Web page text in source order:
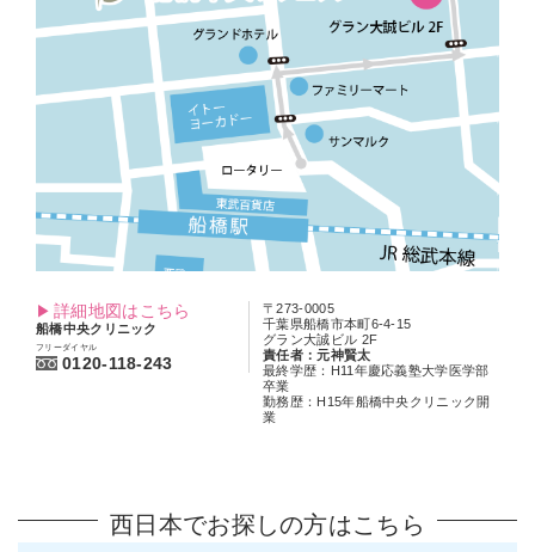
詳細地図はこちら
船橋中央クリニック
フリーダイヤル
0120-118-243
〒273-0005
千葉県船橋市本町6-4-15
グラン大誠ビル 2F
責任者：元神賢太
最終学歴：H11年慶応義塾大学医学部
卒業
勤務歴：H15年船橋中央クリニック開
業
西日本でお探しの方はこちら